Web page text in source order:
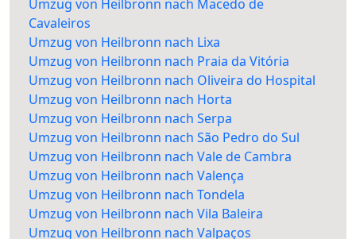
Umzug von Heilbronn nach Macedo de
Cavaleiros
Umzug von Heilbronn nach Lixa
Umzug von Heilbronn nach Praia da Vitória
Umzug von Heilbronn nach Oliveira do Hospital
Umzug von Heilbronn nach Horta
Umzug von Heilbronn nach Serpa
Umzug von Heilbronn nach São Pedro do Sul
Umzug von Heilbronn nach Vale de Cambra
Umzug von Heilbronn nach Valença
Umzug von Heilbronn nach Tondela
Umzug von Heilbronn nach Vila Baleira
Umzug von Heilbronn nach Valpaços